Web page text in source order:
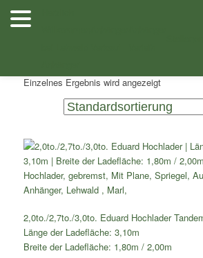
Zum
Inhalt
Zum
sekundären
Shop
Einzelnes Ergebnis wird angezeigt
2,0to./2,7to./3,0to. Eduard Hochlader
Länge der Ladefläche: 3,10m
Breite der Ladefläche: 1,80m / 2,00m